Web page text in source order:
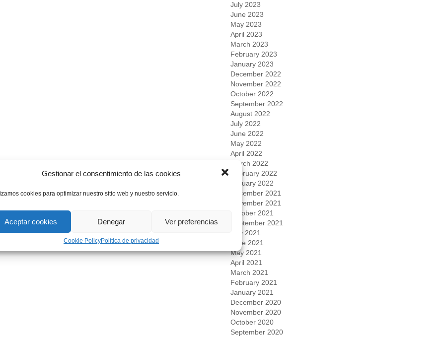
Gestionar el consentimiento de las cookies
cookies para optimizar nuestro sitio web y nuestro servicio.
Aceptar cookies Denegar Ver preferencias
Cookie PolicyPolítica de privacidad
July 2023
June 2023
May 2023
April 2023
March 2023
February 2023
January 2023
December 2022
November 2022
October 2022
September 2022
August 2022
July 2022
June 2022
May 2022
April 2022
March 2022
February 2022
January 2022
December 2021
November 2021
October 2021
September 2021
July 2021
June 2021
May 2021
April 2021
March 2021
February 2021
January 2021
December 2020
November 2020
October 2020
September 2020